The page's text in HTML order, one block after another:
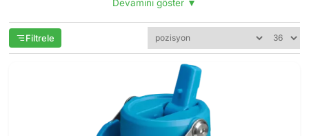
Spor salonunda set aralarında, ofis masasında bilgisayar
başında, uzun araba yolculuklarında — IceFlow tasarımı
içeceğin akışını yavaşlatmadan, tek elle ulaşılabilir kılıyor.
Çift duvar vakum yalıtımı içeceği saatlerce soğuk tutar;
üstüne buz eklediğinizde gün boyu erimez.
Stanley IceFlow Özellikleri
Devamını göster ▼
Filtrele